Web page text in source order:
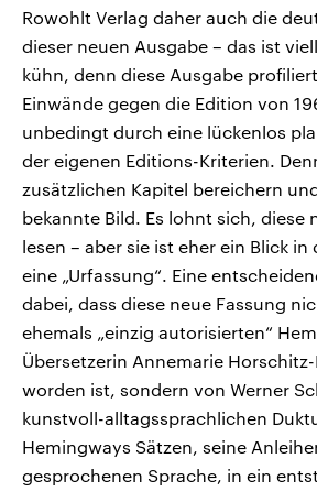
Rowohlt Verlag daher auch die
dieser neuen Ausgabe – das ist
kühn, denn diese Ausgabe
Einwände gegen die Edition von
unbedingt durch eine lückenlos
der eigenen Editions-Kriterien.
zusätzlichen Kapitel bereichern
bekannte Bild. Es lohnt sich, diese
lesen – aber sie ist eher ein Blick in
eine „Urfassung“. Eine
dabei, dass diese neue Fassung
ehemals „einzig autorisierten“
Übersetzerin Annemarie
worden ist, sondern von Werner
kunstvoll-alltagssprachlichen
Hemingways Sätzen, seine
gesprochenen Sprache, in ein